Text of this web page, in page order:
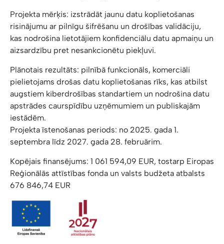
Projekta mērķis: izstrādāt jaunu datu koplietošanas
risinājumu ar pilnīgu šifrēšanu un drošības validāciju,
kas nodrošina lietotājiem konfidenciālu datu apmaiņu un
aizsardzību pret nesankcionētu piekļuvi.
Plānotais rezultāts: pilnībā funkcionāls, komerciāli
pielietojams drošas datu koplietošanas rīks, kas atbilst
augstiem kiberdrošības standartiem un nodrošina datu
apstrādes caurspīdību uzņēmumiem un publiskajām
iestādēm.
Projekta īstenošanas periods: no 2025. gada 1.
septembra līdz 2027. gada 28. februārim.
Kopējais finansējums: 1 061 594,09 EUR, tostarp Eiropas
Reģionālās attīstības fonda un valsts budžeta atbalsts
676 846,74 EUR